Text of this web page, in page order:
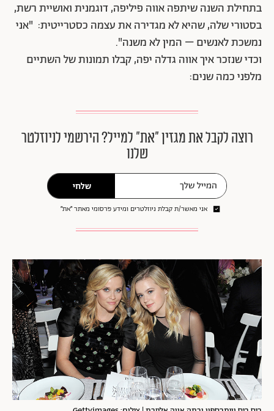
בתחילת השנה שיתפה אווה פיליפה, דוגמנית ואושיית רשת,
בסטורי שלה, שהיא לא מגדירה את עצמה כסטרייטית: "אני
נמשכת לאנשים – המין לא משנה".
וכדי שנזכר איך אווה גדלה יפה, קבלו תמונות של השתיים
מלפני כמה שנים:
רוצה לקבל את מגזין ״את״ למייל? הירשמי לניוזלטר
שלנו
שלחי
אני מאשר/ת קבלת ניוזלטרים ומידע פרסומי מאתר ״את״